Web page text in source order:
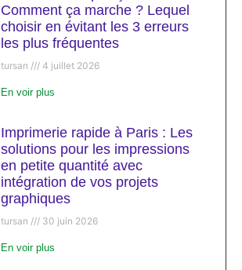
Comment ça marche ? Lequel
choisir en évitant les 3 erreurs
les plus fréquentes
tursan 4 juillet 2026
En voir plus
Imprimerie rapide à Paris : Les
solutions pour les impressions
en petite quantité avec
intégration de vos projets
graphiques
tursan 30 juin 2026
En voir plus